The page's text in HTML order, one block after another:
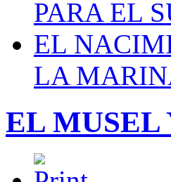
PARA EL
EL
LA
EL MUSEL